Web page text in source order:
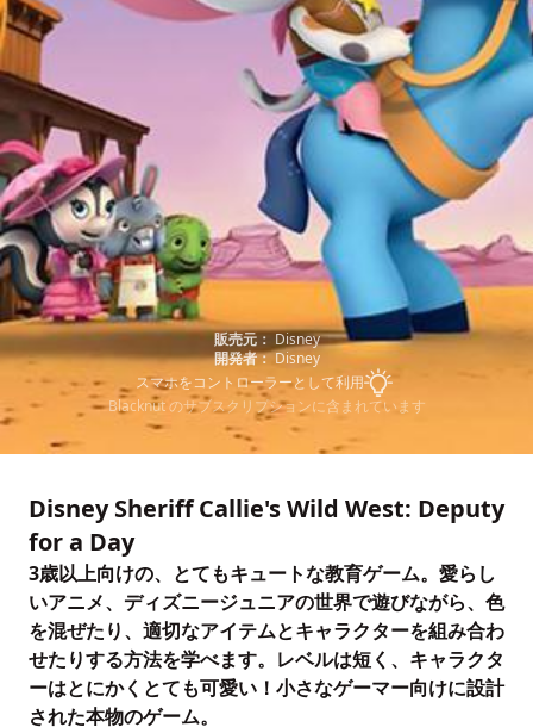
販売元： Disney
開発者：Disney
スマホをコントローラーとして利用
Blacknut のサブスクリプションに含まれています
Disney Sheriff Callie's Wild West: Deputy
for a Day
3歳以上向けの、とてもキュートな教育ゲーム。愛らし
いアニメ、ディズニージュニアの世界で遊びながら、色
を混ぜたり、適切なアイテムとキャラクターを組み合わ
せたりする方法を学べます。レベルは短く、キャラクタ
ーはとにかくとても可愛い！小さなゲーマー向けに設計
された本物のゲーム。